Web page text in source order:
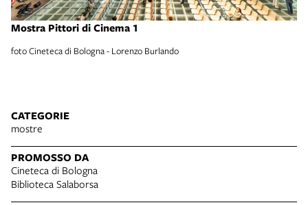
Mostra Pittori di Cinema 1
foto Cineteca di Bologna - Lorenzo Burlando
CATEGORIE
mostre
PROMOSSO DA
Cineteca di Bologna
Biblioteca Salaborsa